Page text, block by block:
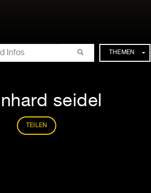
THEMEN
seidel
TEILEN